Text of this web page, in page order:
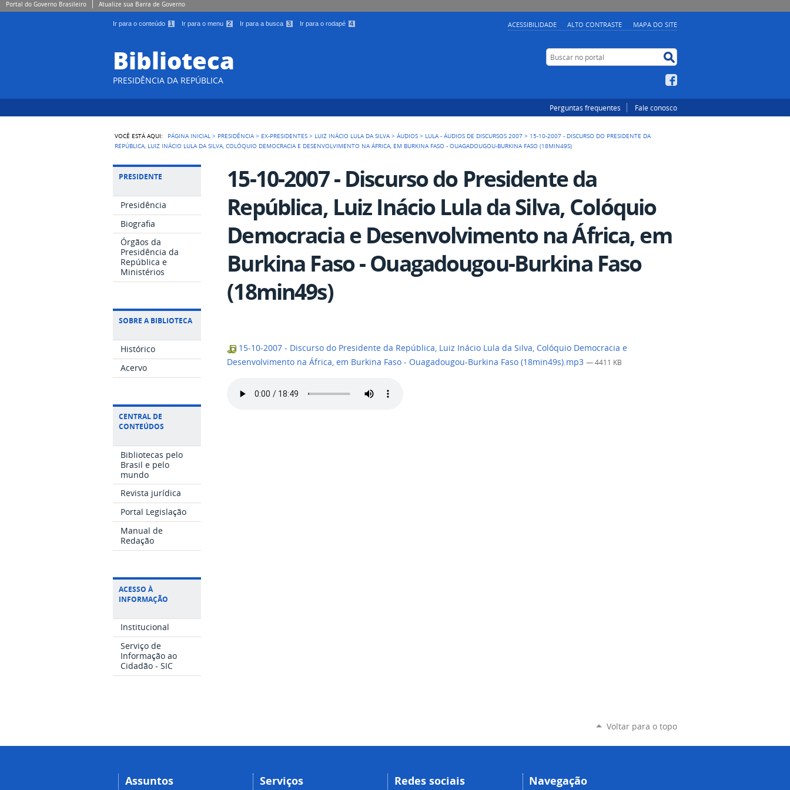
Portal do Governo Brasileiro Atualize sua Barra de Governo
Ir para o conteúdo 1 Ir para o menu 2 Ir para a busca 3 Ir para o rodapé 4 ACESSIBILIDADE ALTO CONTRASTE MAPA DO SITE
Biblioteca
PRESIDÊNCIA DA REPÚBLICA
Buscar no portal
Perguntas frequentes Fale conosco
VOCÊ ESTÁ AQUI: PÁGINA INICIAL > PRESIDÊNCIA > EX-PRESIDENTES > LUIZ INÁCIO LULA DA SILVA >ÁUDIOS > LULA - ÁUDIOS DE DISCURSOS 2007 > 15-10-2007 - DISCURSO DO PRESIDENTE DA
REPÚBLICA, LUIZ INÁCIO LULA DA SILVA, COLÓQUIO DEMOCRACIA E DESENVOLVIMENTO NA ÁFRICA, EM BURKINA FASO - OUAGADOUGOU-BURKINA FASO (18MIN49S)
PRESIDENTE
Presidência
Biografia
Órgãos da
Presidência da
República e
Ministérios
SOBRE A BIBLIOTECA
Histórico
Acervo
CENTRAL DE
CONTEÚDOS
Bibliotecas pelo
Brasil e pelo
mundo
Revista jurídica
Portal Legislação
Manual de
Redação
ACESSO À
INFORMAÇÃO
Institucional
Serviço de
Informação ao
Cidadão - SIC
15-10-2007 - Discurso do Presidente da
República, Luiz Inácio Lula da Silva, Colóquio
Democracia e Desenvolvimento na África, em
Burkina Faso - Ouagadougou-Burkina Faso
(18min49s)
15-10-2007 - Discurso do Presidente da República, Luiz Inácio Lula da Silva, Colóquio Democracia e
Desenvolvimento na África, em Burkina Faso - Ouagadougou-Burkina Faso (18min49s).mp3— 4411 KB
Voltar para o topo
Assuntos Serviços Redes sociais Navegação